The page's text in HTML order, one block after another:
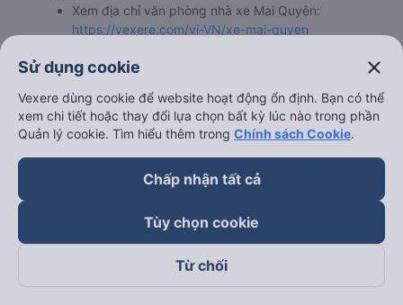
Xem địa chỉ văn phòng nhà xe Mai Quyên:
https://vexere.com/vi-VN/xe-mai-quyen
Đồng Tháp Hóc Môn - Sài Gòn:
Bảng tổng hợp thông tin nhà
Sử dụng cookie close
Vexere dùng cookie để website hoạt động ổn định. Bạn có thể
xem chi tiết hoặc thay đổi lựa chọn bất kỳ lúc nào trong phần
Quản lý cookie. Tìm hiểu thêm trong Chính sách Cookie.
Chấp nhận tất cả
Tùy chọn cookie
Từ chối